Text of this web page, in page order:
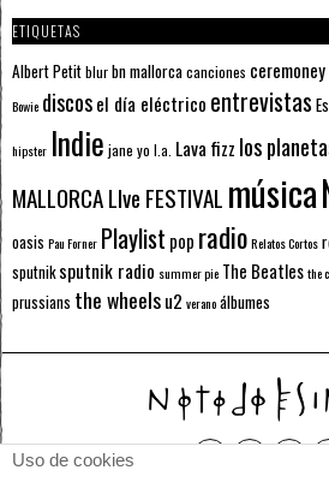
ETIQUETAS
Albert Petitblurbn mallorcacanciones ceremoney
Bowie discosel día eléctrico entrevistas
hipster Indie jane yo l.a. Lava fizz los
MALLORCA LIve FESTIVAL música
oasis Pau Forner Playlist pop radioRelatos Cortos
sputnik sputnik radio summer pie The Beatlesthe
prussians the wheelsu2 veranoálbumes
Uso de cookies